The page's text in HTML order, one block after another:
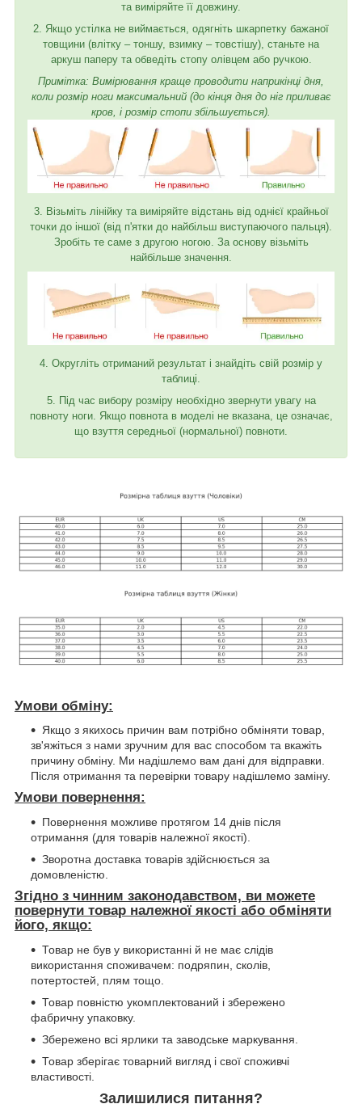
та виміряйте її довжину.
2. Якщо устілка не виймається, одягніть шкарпетку бажаної
товщини (влітку – тоншу, взимку – товстішу), станьте на
аркуш паперу та обведіть стопу олівцем або ручкою.
Примітка: Вимірювання краще проводити наприкінці дня,
коли розмір ноги максимальний (до кінця дня до ніг приливає
кров, і розмір стопи збільшується).
3. Візьміть лінійку та виміряйте відстань від однієї крайньої
точки до іншої (від п'ятки до найбільш виступаючого пальця).
Зробіть те саме з другою ногою. За основу візьміть
найбільше значення.
4. Округліть отриманий результат і знайдіть свій розмір у
таблиці.
5. Під час вибору розміру необхідно звернути увагу на
повноту ноги. Якщо повнота в моделі не вказана, це означає,
що взуття середньої (нормальної) повноти.
Умови обміну:
Якщо з якихось причин вам потрібно обміняти товар,
зв'яжіться з нами зручним для вас способом та вкажіть
причину обміну. Ми надішлемо вам дані для відправки.
Після отримання та перевірки товару надішлемо заміну.
Умови повернення:
Повернення можливе протягом 14 днів після
отримання (для товарів належної якості).
Зворотна доставка товарів здійснюється за
домовленістю.
Згідно з чинним законодавством, ви можете
повернути товар належної якості або обміняти
його, якщо:
Товар не був у використанні й не має слідів
використання споживачем: подряпин, сколів,
потертостей, плям тощо.
Товар повністю укомплектований і збережено
фабричну упаковку.
Збережено всі ярлики та заводське маркування.
Товар зберігає товарний вигляд і свої споживчі
властивості.
Залишилися питання?